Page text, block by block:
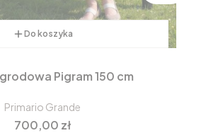
Do koszyka
Pigram 150 cm
Primario Grande
Cena
700,00 zł